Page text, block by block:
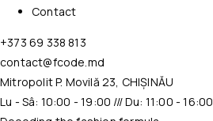
Contact
+373 69 338 813
contact@fcode.md
Mitropolit P. Movilă 23, CHIȘINĂU
Lu - Sâ: 10:00 - 19:00 /// Du: 11:00 - 16:00